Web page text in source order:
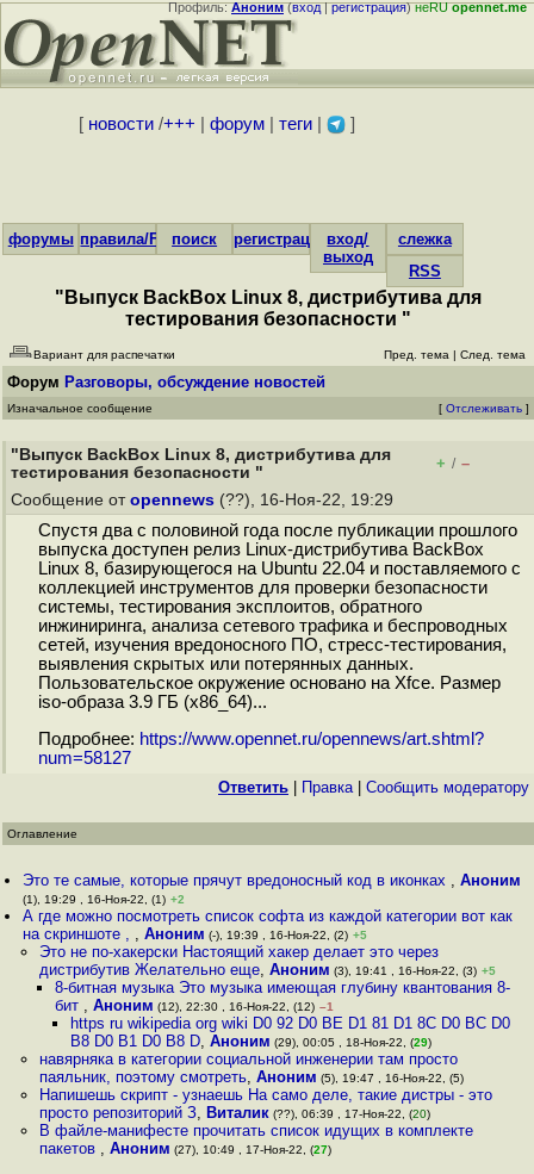
Профиль:Аноним(вход|регистрация)неRUopennet.me
[ новости/+++ форум| теги| ]
форумы правила/FAQпоиск регистрациявход/
выход
слежка
RSS
"Выпуск BackBox Linux 8, дистрибутива для
тестирования безопасности "
Вариант для распечатки Пред. тема | След. тема
Форум Разговоры, обсуждение новостей
Изначальное сообщение [ Отслеживать ]
"Выпуск BackBox Linux 8, дистрибутива для
тестирования безопасности "
+ / –
Сообщение от opennews (??), 16-Ноя-22, 19:29
Спустя два с половиной года после публикации прошлого
выпуска доступен релиз Linux-дистрибутива BackBox
Linux 8, базирующегося на Ubuntu 22.04 и поставляемого с
коллекцией инструментов для проверки безопасности
системы, тестирования эксплоитов, обратного
инжиниринга, анализа сетевого трафика и беспроводных
сетей, изучения вредоносного ПО, стресс-тестирования,
выявления скрытых или потерянных данных.
Пользовательское окружение основано на Xfce. Размер
iso-образа 3.9 ГБ (x86_64)...
Подробнее: https://www.opennet.ru/opennews/art.shtml?
num=58127
Ответить Правка| Cообщить модератору
Оглавление
Это те самые, которые прячут вредоносный код в иконках ,Аноним
(1), 19:29 , 16-Ноя-22, (1) +2
А где можно посмотреть список софта из каждой категории вот как
на скриншоте , ,Аноним (-), 19:39 , 16-Ноя-22, (2) +5
Это не по-хакерски Настоящий хакер делает это через
дистрибутив Желательно еще, Аноним (3), 19:41 , 16-Ноя-22, (3) +5
8-битная музыка Это музыка имеющая глубину квантования 8-
бит , Аноним (12), 22:30 , 16-Ноя-22, (12) –1
https ru wikipedia org wiki D0 92 D0 BE D1 81 D1 8C D0 BC D0
B8 D0 B1 D0 B8 D,Аноним (29), 00:05 , 18-Ноя-22, (29)
навярняка в категории социальной инженерии там просто
паяльник, поэтому смотреть, Аноним (5), 19:47 , 16-Ноя-22, (5)
Напишешь скрипт - узнаешь На само деле, такие дистры - это
просто репозиторий З, Виталик(??), 06:39 , 17-Ноя-22, (20)
В файле-манифесте прочитать список идущих в комплекте
пакетов , Аноним (27), 10:49 , 17-Ноя-22, (27)